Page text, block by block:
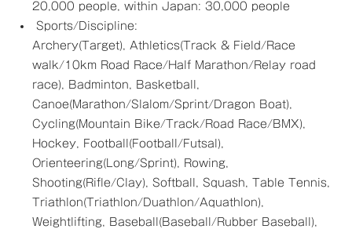
20,000 people, within Japan: 30,000 people
Sports/Discipline:
Archery(Target), Athletics(Track & Field/Race
walk/10km Road Race/Half Marathon/Relay road
race), Badminton, Basketball,
Canoe(Marathon/Slalom/Sprint/Dragon Boat),
Cycling(Mountain Bike/Track/Road Race/BMX),
Hockey, Football(Football/Futsal),
Orienteering(Long/Sprint), Rowing,
Shooting(Rifle/Clay), Softball, Squash, Table Tennis,
Triathlon(Triathlon/Duathlon/Aquathlon),
Weightlifting, Baseball(Baseball/Rubber Baseball),